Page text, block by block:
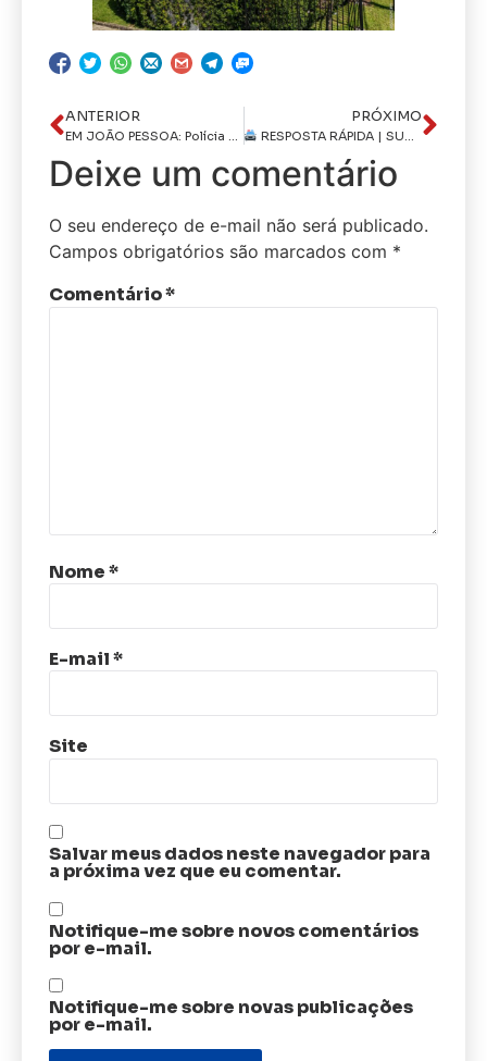
ANTERIOR
EM JOÃO PESSOA: Polícia Civil prende homem por receptação de celulares roubados
PRÓXIMO
RESPOSTA RÁPIDA | SUSPEITO ENVOLVIDO É PRESO EM MENOS DE UMA HORA
Deixe um comentário
O seu endereço de e-mail não será publicado.
Campos obrigatórios são marcados com *
Comentário*
Nome*
E-mail*
Site
Salvar meus dados neste navegador para
a próxima vez que eu comentar.
Notifique-me sobre novos comentários
por e-mail.
Notifique-me sobre novas publicações
por e-mail.